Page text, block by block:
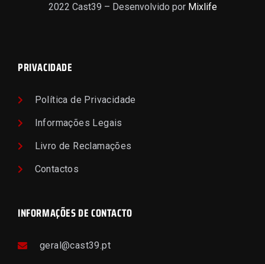
2022 Cast39 – Desenvolvido por Mixlife
PRIVACIDADE
Política de Privacidade
Informações Legais
Livro de Reclamações
Contactos
INFORMAÇÕES DE CONTACTO
geral@cast39.pt